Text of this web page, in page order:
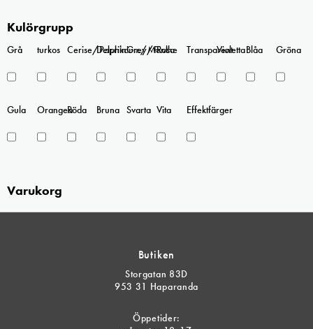
Kulörgrupp
Grå turkos Cerise/PaprikaDelphinium/Menthe
Grey/Pink
Rosa Transparent
ViolettaBlåa Gröna
Gula OrangeaRöda Bruna Svarta Vita Effektfärger
Varukorg
Butiken
Storgatan 83D
953 31 Haparanda
Öppetider: